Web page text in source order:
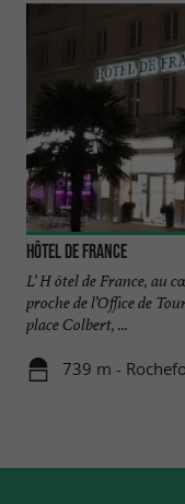
Hôtel de France
L’ H ôtel de France, au
proche de l’Office de
place Colbert, ...
739 m -